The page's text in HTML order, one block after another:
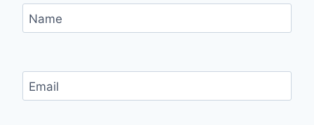
Name
Email